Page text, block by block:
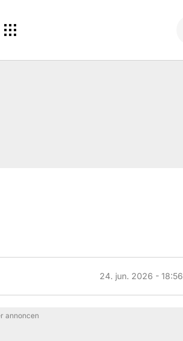
24. jun. 2026 - 18:56
annoncen